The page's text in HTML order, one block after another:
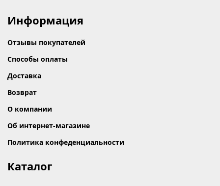
Информация
Отзывы покупателей
Способы оплаты
Доставка
Возврат
О компании
Об интернет-магазине
Политика конфеденциальности
Каталог